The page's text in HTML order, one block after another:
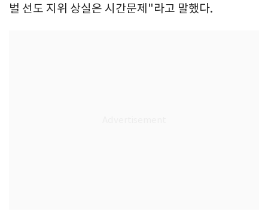
벌 선도 지위 상실은 시간문제"라고 말했다.